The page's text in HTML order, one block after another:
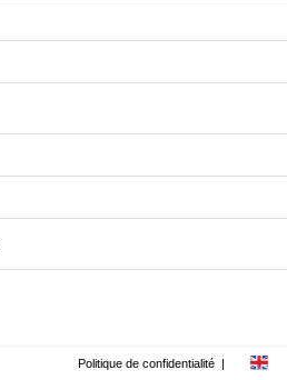
Politique de confidentialité |